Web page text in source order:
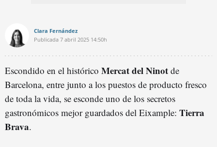
Clara Fernández
Publicada 7 abril 2025 14:50h
Escondido en el histórico Mercat del Ninot de
Barcelona, entre junto a los puestos de producto fresco
de toda la vida, se esconde uno de los secretos
gastronómicos mejor guardados del Eixample: Tierra
Brava.